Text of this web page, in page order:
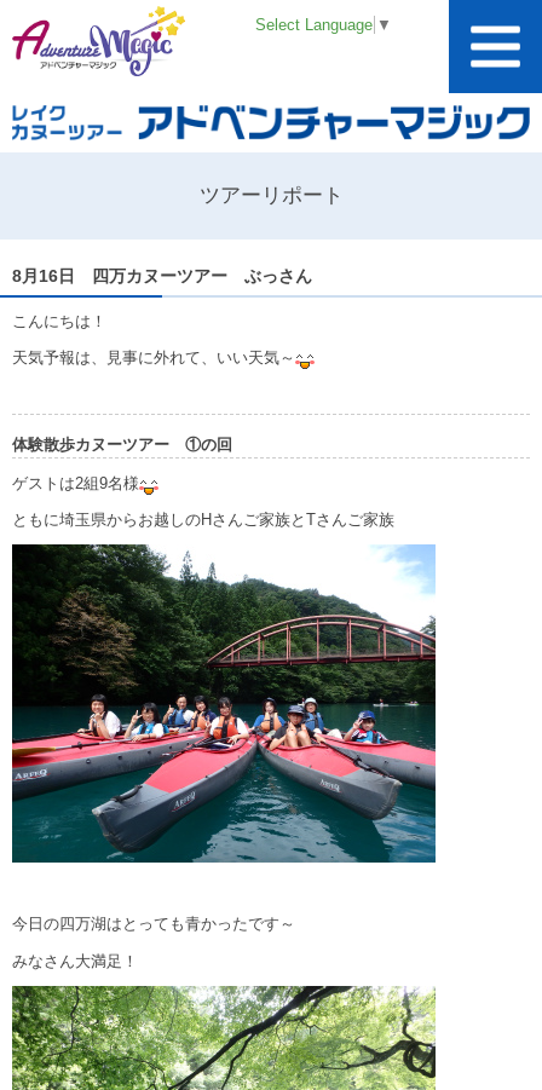
Select Language ▼
ツアーリポート
8月16日 四万カヌーツアー ぶっさん
こんにちは！
天気予報は、見事に外れて、いい天気～
体験散歩カヌーツアー ①の回
ゲストは2組9名様
ともに埼玉県からお越しのHさんご家族とTさんご家族
今日の四万湖はとっても青かったです～
みなさん大満足！